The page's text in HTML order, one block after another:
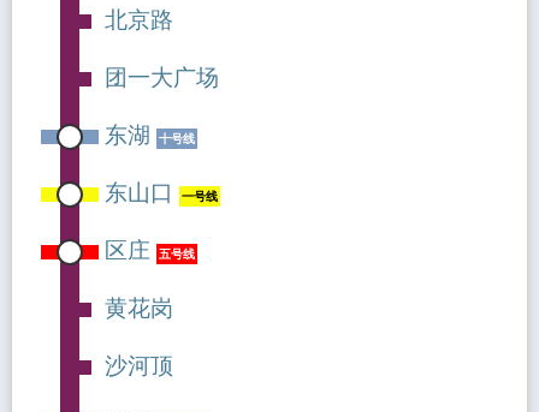
北京路
团一大广场
东湖
十号线
东山口 一号线
区庄 五号线
黄花岗
沙河顶